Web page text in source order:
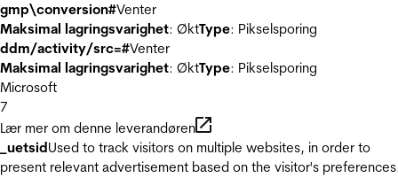
gmp\conversion#Venter
Maksimal lagringsvarighet: ØktType: Pikselsporing
ddm/activity/src=#Venter
Maksimal lagringsvarighet: ØktType: Pikselsporing
Microsoft
7
Lær mer om denne leverandøren
_uetsidUsed to track visitors on multiple websites, in order to
present relevant advertisement based on the visitor's